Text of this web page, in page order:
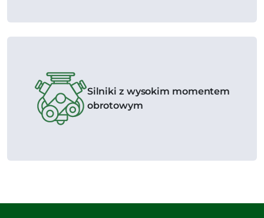
Silniki z wysokim momentem
obrotowym